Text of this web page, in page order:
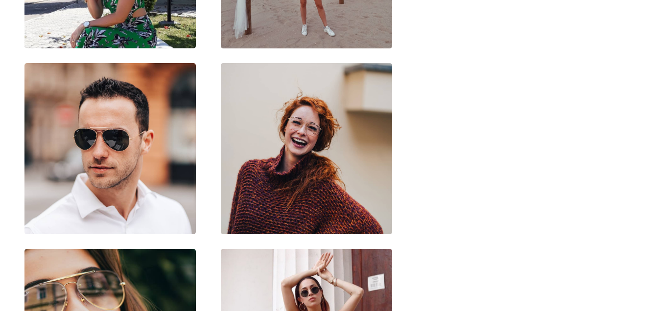
Použitie:
Móda
Dostupné s dioptrickými
šošovkami:
Nie